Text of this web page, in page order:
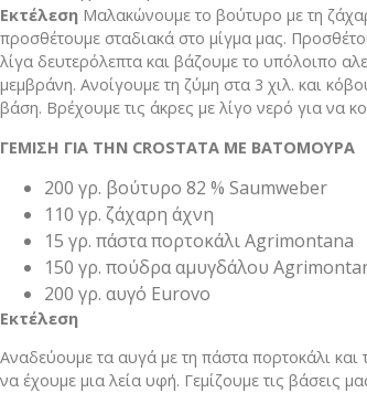
Eκτέλεση Μαλακώνουμε το βούτυρο με τη
προσθέτουμε σταδιακά στο μίγμα μας.
λίγα δευτερόλεπτα και βάζουμε το υπόλοιπο
μεμβράνη. Ανοίγουμε τη ζύμη στα 3 χιλ. και
βάση. Βρέχουμε τις άκρες με λίγο νερό για να
ΓΕΜΙΣΗ ΓΙΑ ΤΗΝ CROSTATA ΜΕ ΒΑΤΟΜΟΥΡΑ
200 γρ. βούτυρο 82 % Saumweber
110 γρ. ζάχαρη άχνη
15 γρ. πάστα πορτοκάλι Agrimontana
150 γρ. πούδρα αμυγδάλου
200 γρ. αυγό Eurovo
Eκτέλεση
Αναδεύουμε τα αυγά με τη πάστα πορτοκάλι και
να έχουμε μια λεία υφή. Γεμίζουμε τις βάσεις